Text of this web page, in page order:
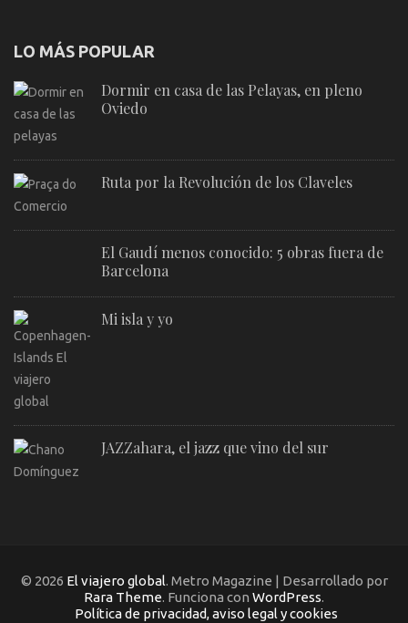
LO MÁS POPULAR
Dormir en casa de las Pelayas, en pleno
Oviedo
Ruta por la Revolución de los Claveles
El Gaudí menos conocido: 5 obras fuera de
Barcelona
Mi isla y yo
JAZZahara, el jazz que vino del sur
© 2026 El viajero global. Metro Magazine | Desarrollado por
Rara Theme. Funciona con WordPress.
Política de privacidad, aviso legal y cookies